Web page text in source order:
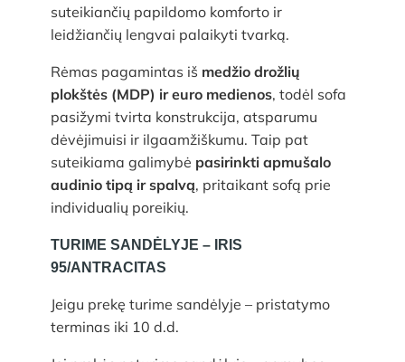
suteikiančių papildomo komforto ir
leidžiančių lengvai palaikyti tvarką.
Rėmas pagamintas iš medžio drožlių
plokštės (MDP) ir euro medienos, todėl sofa
pasižymi tvirta konstrukcija, atsparumu
dėvėjimuisi ir ilgaamžiškumu. Taip pat
suteikiama galimybė pasirinkti apmušalo
audinio tipą ir spalvą, pritaikant sofą prie
individualių poreikių.
TURIME SANDĖLYJE – IRIS
95/ANTRACITAS
Jeigu prekę turime sandėlyje – pristatymo
terminas iki 10 d.d.